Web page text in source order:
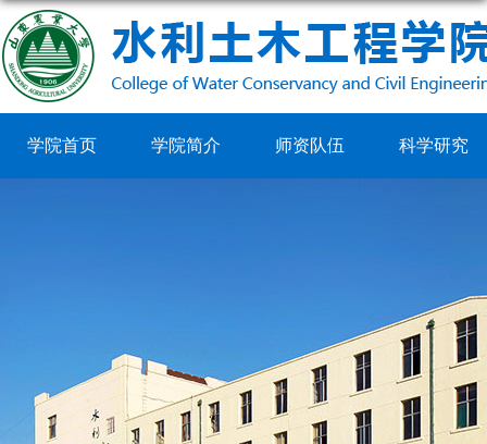
学院首页 学院简介 师资队伍 科学研究